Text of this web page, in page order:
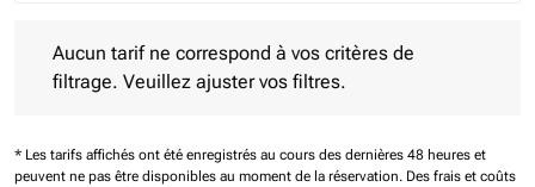
Aucun tarif ne correspond à vos critères de
filtrage. Veuillez ajuster vos filtres.
* Les tarifs affichés ont été enregistrés au cours des dernières 48 heures et
peuvent ne pas être disponibles au moment de la réservation. Des frais et coûts